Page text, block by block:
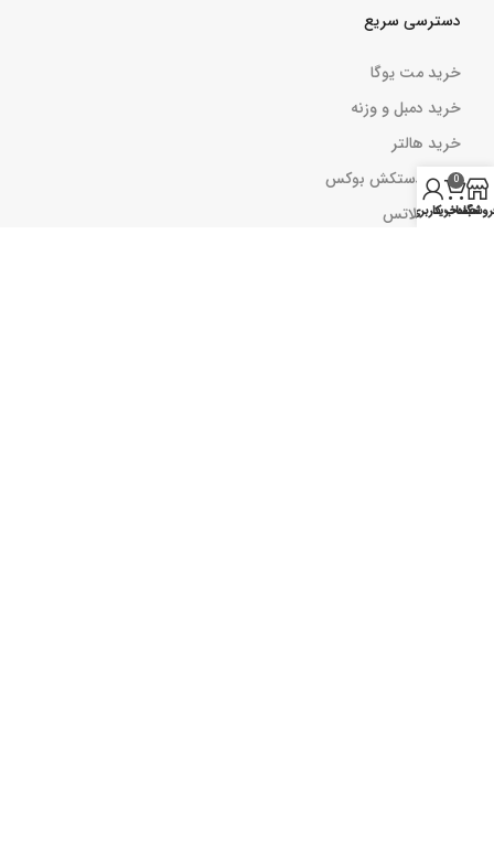
دسترسی سریع
خرید مت یوگا
خرید دمبل و وزنه
خرید هالتر
خرید دستکش بوکس
کش پیلاتس
0
سبد خرید
حساب کاربری من